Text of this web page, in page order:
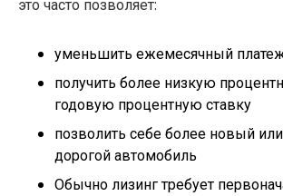
это часто позволяет:
уменьшить ежемесячный
получить более низкую
годовую процентную ставку
позволить себе более новый
дорогой автомобиль
Обычно лизинг требует